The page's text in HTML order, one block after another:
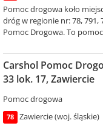
Pomoc drogowa koło
dróg w regionie nr: 78,
Pomoc Drogowa. To
Carshol Pomoc
33 lok. 17, Zawiercie
Pomoc drogowa
78
Zawiercie (woj. śląskie)